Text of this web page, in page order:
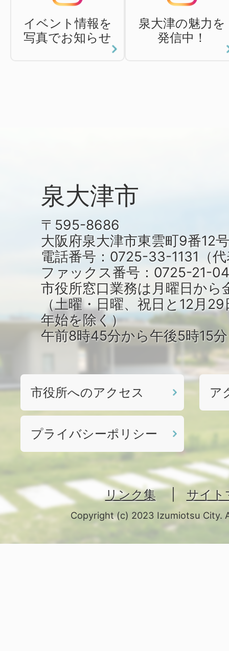
イベント情報を
写真でお知らせ
泉大津の魅力を
発信中！
泉大津市
〒595-8686
大阪府泉大津市東雲町9番12号
電話番号：0725-33-1131（
ファックス番号：0725-21-
市役所窓口業務は月曜日から
（土曜・日曜、祝日と12月
年始を除く）
午前8時45分から午後5時15
市役所へのアクセス ア
プライバシーポリシー
リンク集 サイト
Copyright (c) 2023 Izumiotsu City.